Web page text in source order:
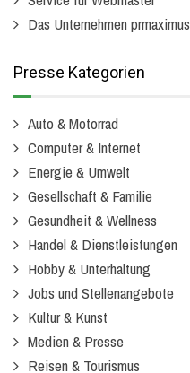
Das Unternehmen prmaximus
Presse Kategorien
Auto & Motorrad
Computer & Internet
Energie & Umwelt
Gesellschaft & Familie
Gesundheit & Wellness
Handel & Dienstleistungen
Hobby & Unterhaltung
Jobs und Stellenangebote
Kultur & Kunst
Medien & Presse
Reisen & Tourismus